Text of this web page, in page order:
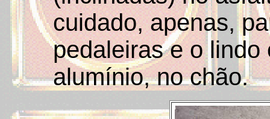
cuidado, apenas,
pedaleiras e o lindo
alumínio, no chão.